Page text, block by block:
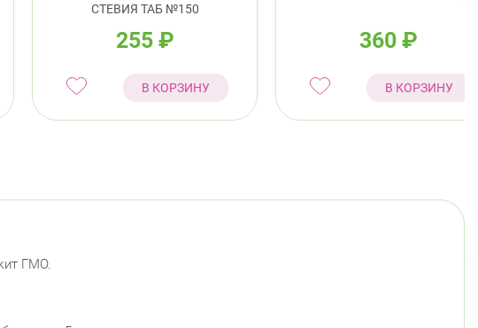
СТЕВИЯ ТАБ №150
255 ₽
В КОРЗИНУ
360 ₽
В КОРЗИНУ
ГМО.